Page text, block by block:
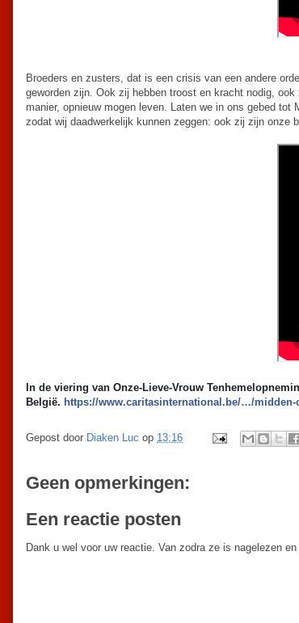
Broeders en zusters, dat is een crisis van een andere
geworden zijn. Ook zij hebben troost en kracht nodig,
manier, opnieuw mogen leven. Laten we in ons gebed
zodat wij daadwerkelijk kunnen zeggen: ook zij zijn onze
In de viering van Onze-Lieve-Vrouw
België. https://www.caritasinternational.be/…/
Gepost door Diaken Luc op 13:16
Geen opmerkingen:
Een reactie posten
Dank u wel voor uw reactie. Van zodra ze is nagelezen